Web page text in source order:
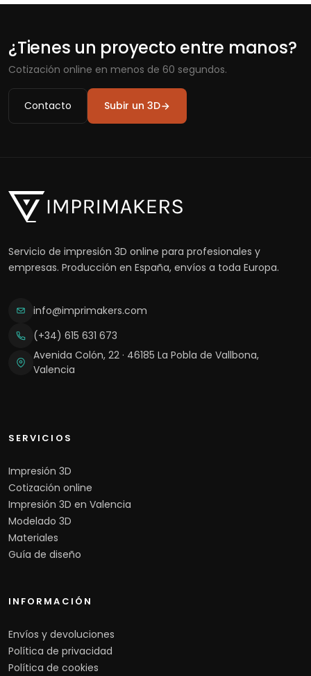
¿Tienes un proyecto entre manos?
Cotización online en menos de 60 segundos.
Contacto Subir un 3D
Servicio de impresión 3D online para profesionales y
empresas. Producción en España, envíos a toda Europa.
info@imprimakers.com
(+34) 615 631 673
Avenida Colón, 22 · 46185 La Pobla de Vallbona,
Valencia
SERVICIOS
Impresión 3D
Cotización online
Impresión 3D en Valencia
Modelado 3D
Materiales
Guía de diseño
INFORMACIÓN
Envíos y devoluciones
Política de privacidad
Política de cookies